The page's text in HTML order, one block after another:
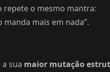
repete o mesmo mantra:
manda mais em nada”.
sua maior mutação